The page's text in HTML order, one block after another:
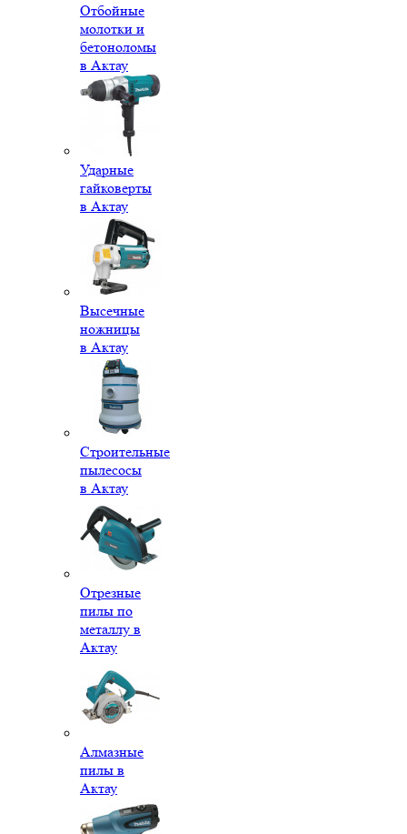
Отбойные
молотки и
бетоноломы
в Актау
Ударные
гайковерты
в Актау
Высечные
ножницы
в Актау
Строительные
пылесосы
в Актау
Отрезные
пилы по
металлу в
Актау
Алмазные
пилы в
Актау